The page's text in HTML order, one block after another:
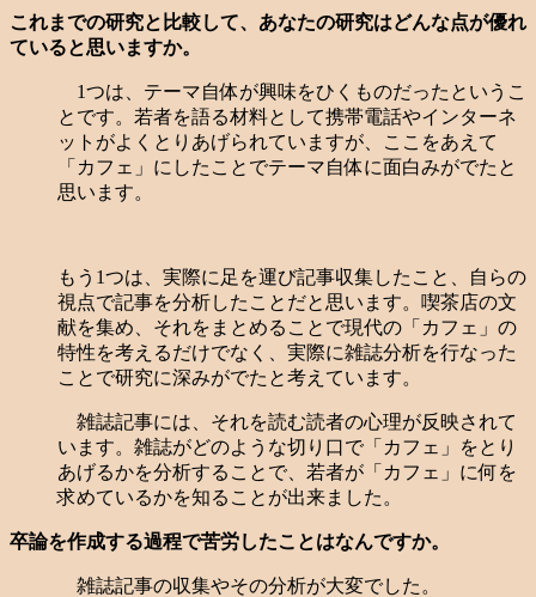
これまでの研究と比較して、あなたの研究はどんな点が優れ
ていると思いますか。
1つは、テーマ自体が興味をひくものだったというこ
とです。若者を語る材料として携帯電話やインターネ
ットがよくとりあげられていますが、ここをあえて
「カフェ」にしたことでテーマ自体に面白みがでたと
思います。
もう1つは、実際に足を運び記事収集したこと、自らの
視点で記事を分析したことだと思います。喫茶店の文
献を集め、それをまとめることで現代の「カフェ」の
特性を考えるだけでなく、実際に雑誌分析を行なった
ことで研究に深みがでたと考えています。
雑誌記事には、それを読む読者の心理が反映されて
います。雑誌がどのような切り口で「カフェ」をとり
あげるかを分析することで、若者が「カフェ」に何を
求めているかを知ることが出来ました。
卒論を作成する過程で苦労したことはなんですか。
雑誌記事の収集やその分析が大変でした。